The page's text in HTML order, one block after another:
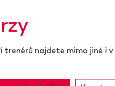
trenérů najdete mimo jiné i v